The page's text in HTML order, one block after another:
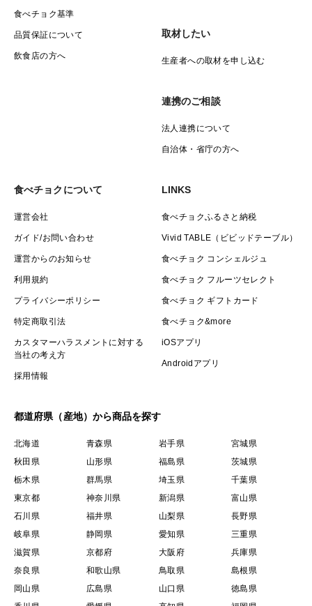
食べチョク基準
品質保証について
飲食店の方へ
取材したい
生産者への取材を申し込む
連携のご相談
法人連携について
自治体・省庁の方へ
食べチョクについて
運営会社
ガイド/お問い合わせ
運営からのお知らせ
利用規約
プライバシーポリシー
特定商取引法
カスタマーハラスメントに対する
当社の考え方
採用情報
LINKS
食べチョクふるさと納税
Vivid TABLE（ビビッドテーブル）
食べチョク コンシェルジュ
食べチョク フルーツセレクト
食べチョク ギフトカード
食べチョク&more
iOSアプリ
Androidアプリ
都道府県（産地）から商品を探す
北海道 青森県 岩手県
宮城県
秋田県
山形県 福島県
茨城県
栃木県
群馬県 埼玉県
千葉県
東京都
神奈川県 新潟県
富山県
石川県
福井県 山梨県
長野県
岐阜県
静岡県 愛知県
三重県
滋賀県
京都府 大阪府
兵庫県
奈良県
和歌山県 鳥取県
島根県
岡山県
広島県 山口県
徳島県